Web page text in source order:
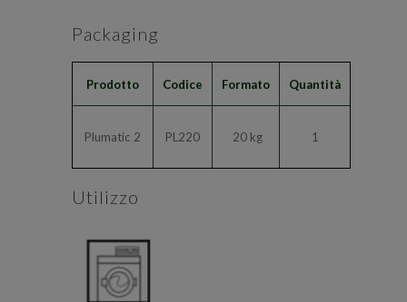
Packaging
Prodotto Codice Formato Quantità
Plumatic 2 PL220 20 kg 1
Utilizzo